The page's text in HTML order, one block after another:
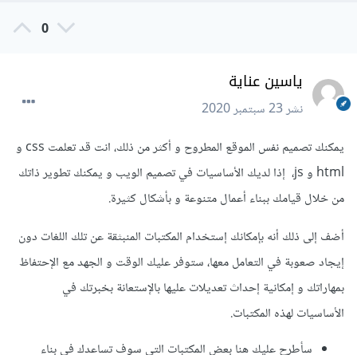
0
ياسين عناية
نشر23 سبتمبر 2020
يمكنك تصميم نفس الموقع المطروح و أكثر من ذلك، انت قد تعلمت css و
html و js، إذا لديك الأساسيات في تصميم الويب و يمكنك تطوير ذاتك
من خلال قيامك ببناء أعمال متنوعة و بأشكال كثيرة.
أضف إلى ذلك أنه بإمكانك إستخدام المكتبات المنبثقة عن تلك اللغات دون
إيجاد صعوبة في التعامل معها، ستوفر عليك الوقت و الجهد مع الإحتفاظ
بمهاراتك و إمكانية إحداث تعديلات عليها بالإستعانة بخبرتك في
الأساسيات لهذه المكتبات.
سأطرح عليك هنا بعض المكتبات التي سوف تساعدك في بناء